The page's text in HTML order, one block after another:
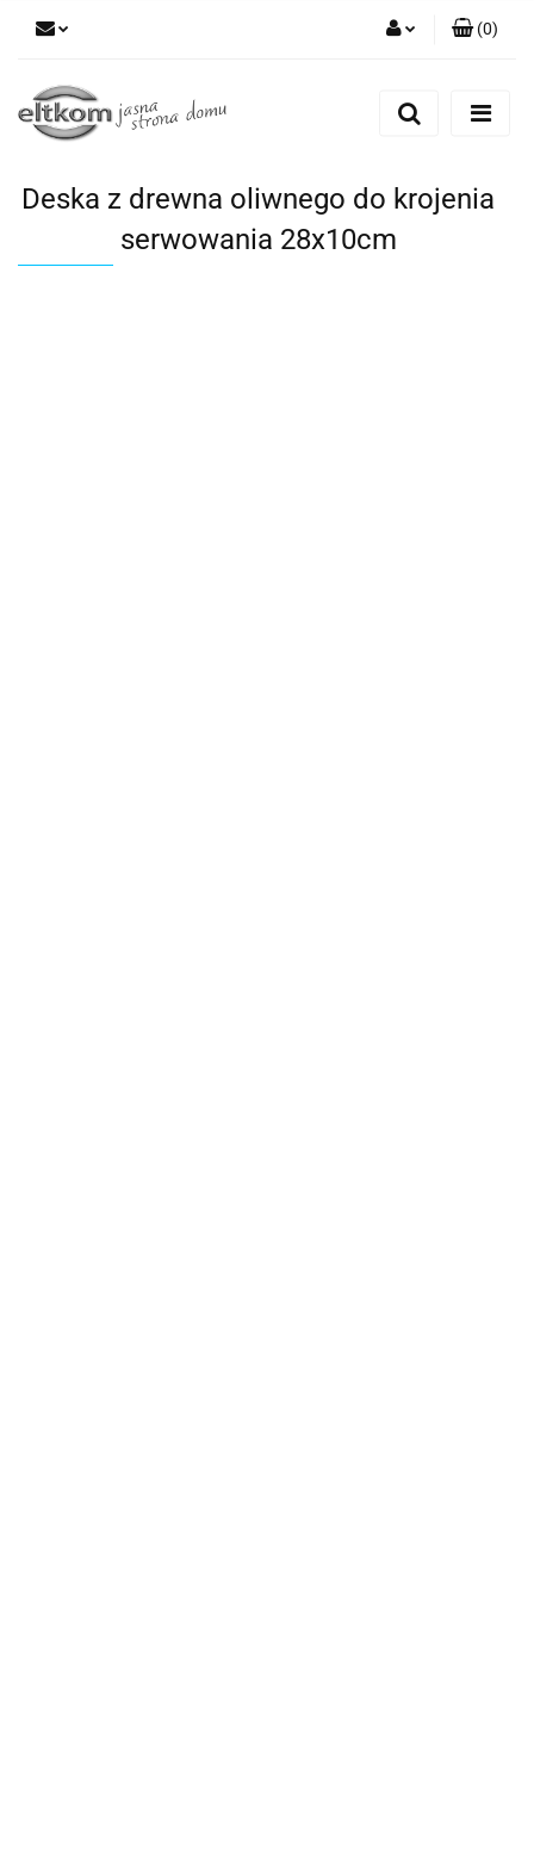
Zarejestruj się
(0)
Deska z drewna oliwnego do krojenia
serwowania 28x10cm